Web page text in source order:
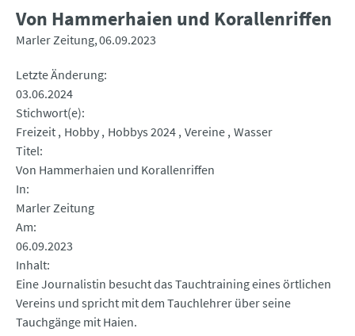
Von Hammerhaien und Korallenriffen
Marler Zeitung 06.09.2023
Letzte Änderung
03.06.2024
Stichwort(e)
Freizeit Hobby Hobbys 2024 Vereine Wasser
Titel
Von Hammerhaien und Korallenriffen
In
Marler Zeitung
Am
06.09.2023
Inhalt
Eine Journalistin besucht das Tauchtraining eines örtlichen
Vereins und spricht mit dem Tauchlehrer über seine
Tauchgänge mit Haien.